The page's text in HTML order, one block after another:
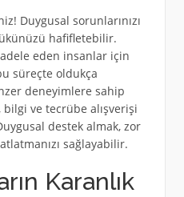
Duygusal sorunlarınızı
hafifletebilir.
eden insanlar için
süreçte oldukça
deneyimlere sahip
ve tecrübe alışverişi
destek almak, zor
sağlayabilir.
Karanlık